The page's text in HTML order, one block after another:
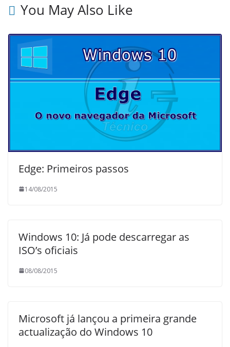
You May Also Like
Edge: Primeiros passos
14/08/2015
Windows 10: Já pode descarregar as
ISO’s oficiais
08/08/2015
Microsoft já lançou a primeira grande
actualização do Windows 10